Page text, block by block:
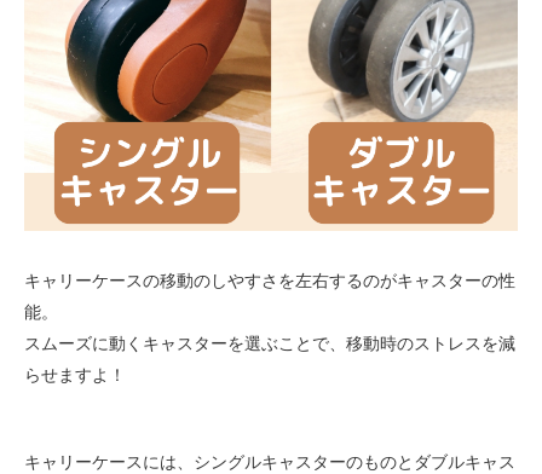
キャリーケースの移動のしやすさを左右するのがキャスターの性
能。
スムーズに動くキャスターを選ぶことで、移動時のストレスを減
らせますよ！
キャリーケースには、シングルキャスターのものとダブルキャス